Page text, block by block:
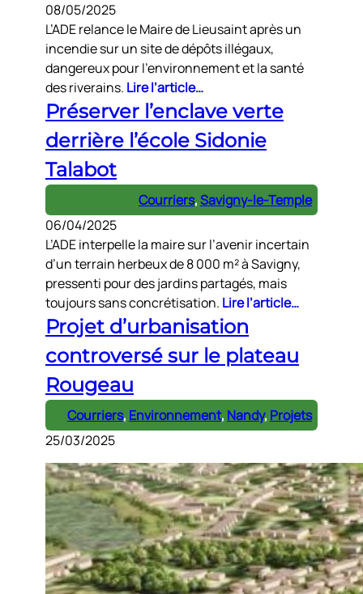
08/05/2025
L’ADE relance le Maire de Lieusaint après un
incendie sur un site de dépôts illégaux,
dangereux pour l’environnement et la santé
des riverains. Lire l’article…
Préserver l’enclave verte
derrière l’école Sidonie
Talabot
Courriers, Savigny-le-Temple
06/04/2025
L’ADE interpelle la maire sur l’avenir incertain
d’un terrain herbeux de 8 000 m² à Savigny,
pressenti pour des jardins partagés, mais
toujours sans concrétisation. Lire l’article…
Projet d’urbanisation
controversé sur le plateau
Rougeau
Courriers, Environnement, Nandy, Projets
25/03/2025